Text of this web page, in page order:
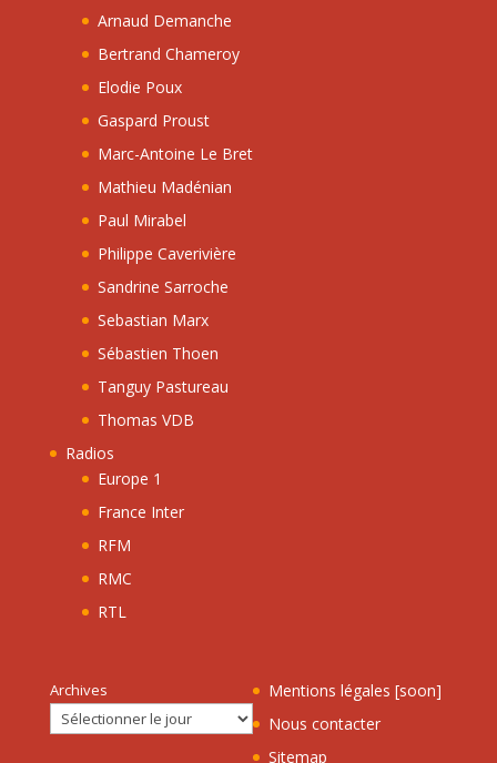
Arnaud Demanche
Bertrand Chameroy
Elodie Poux
Gaspard Proust
Marc-Antoine Le Bret
Mathieu Madénian
Paul Mirabel
Philippe Caverivière
Sandrine Sarroche
Sebastian Marx
Sébastien Thoen
Tanguy Pastureau
Thomas VDB
Radios
Europe 1
France Inter
RFM
RMC
RTL
Archives
Mentions légales [soon]
Nous contacter
Sitemap